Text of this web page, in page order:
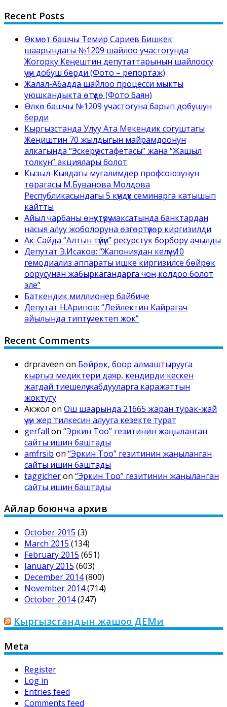
Recent Posts
Өкмөт башчы Темир Сариев Бишкек
шаарындагы №1209 шайлоо участогунда
Жогорку Кеңештин депутаттарынын шайлоосу
үчүн добуш берди (Фото – репортаж)
Жалал-Абадда шайлоо процесси мыкты
уюшкандыкта өтүүдө (Фото баян)
Өлкө башчы №1209 участогуна барып добушун
берди
Кыргызстанда Улуу Ата Мекендик согуштагы
Жеңиштин 70 жылдыгын майрамдоонун
алкагында “Эскерүү эстафетасы” жана “Жашыл
толкун” акциялары болот
Кызыл-Кыядагы мугалимдер профсоюзунун
төрагасы М.Буванова Молдова
Республикасындагы 5 күндүк семинарга катышып
кайтты
Айыл чарбаны өнүктүрүү максатында банктардан
насыя алуу жоболоруна өзгөртүүлөр киргизилди
Ак-Сайда “Алтын түйүн” ресурстук борбору ачылды
Депутат Э.Исаков: “Жапониядан келүүчү 10
гемодиализ аппараты ишке киргизилсе бөйрөк
оорусунан жабыркагандарга чоң колдоо болот
эле”
Баткендик миллионер байбиче
Депутат Н.Арипов: “Лейлектин Кайрагач
айылында типтүү мектеп жок”
Recent Comments
drpraveen on Бөйрөк, боор алмаштырууга
кыргыз медиктери даяр, кендирди кескен
жагдай тиешелүү жабдууларга каражаттын
жоктугу
Акжол on Ош шаарында 21665 жаран турак-жай
үчүн жер тилкесин алууга кезекте турат
gerfall on “Эркин Тоо” гезитинин жаңыланган
сайты ишин баштады
amfrsib on “Эркин Тоо” гезитинин жаңыланган
сайты ишин баштады
taggicheron “Эркин Тоо” гезитинин жаңыланган
сайты ишин баштады
Айлар боюнча архив
October 2015 (3)
March 2015 (134)
February 2015 (651)
January 2015 (603)
December 2014(800)
November 2014(714)
October 2014(247)
Кыргызстандын жашоо ДЕМи
Meta
Register
Log in
Entries feed
Comments feed